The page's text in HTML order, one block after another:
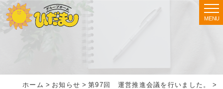
MENU
ホーム > お知らせ >第97回 運営推進会議を行いました。
>